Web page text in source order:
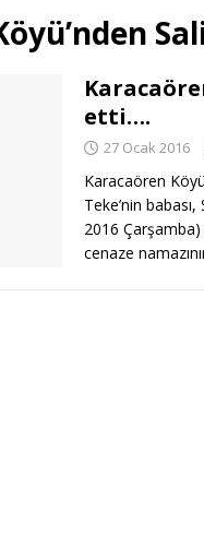
etti….
27 Ocak 2016
Karacaören
Teke’nin
2016 Çarşamba)
cenaze